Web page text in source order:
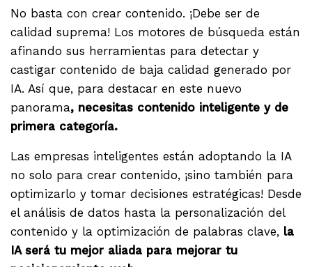
No basta con crear contenido. ¡Debe ser de
calidad suprema! Los motores de búsqueda están
afinando sus herramientas para detectar y
castigar contenido de baja calidad generado por
IA. Así que, para destacar en este nuevo
panorama, necesitas contenido inteligente y de
primera categoría.
Las empresas inteligentes están adoptando la IA
no solo para crear contenido, ¡sino también para
optimizarlo y tomar decisiones estratégicas! Desde
el análisis de datos hasta la personalización del
contenido y la optimización de palabras clave, la
IA será tu mejor aliada para mejorar tu